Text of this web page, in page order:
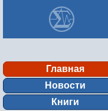
Главная
Новости
Книги